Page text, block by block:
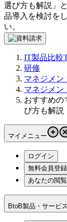
選び方も解説 」
品導入を検討を
い。
IT製品比較
研修
マネジメン
マネジメン
おすすめの
び方も解説
マイメニュー
ログイン
無料会員登録
あなたの閲
BtoB製品・サービ